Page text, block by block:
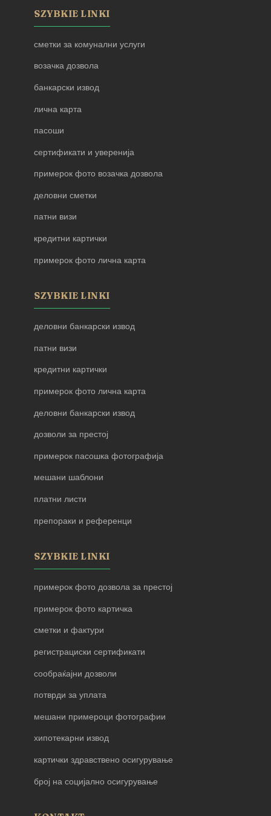
SZYBKIE LINKI
сметки за комунални услуги
возачка дозвола
банкарски извод
лична карта
пасоши
сертификати и уверенија
примерок фото возачка дозвола
деловни сметки
патни визи
кредитни картички
примерок фото лична карта
SZYBKIE LINKI
деловни банкарски извод
патни визи
кредитни картички
примерок фото лична карта
деловни банкарски извод
дозволи за престој
примерок пасошка фотографија
мешани шаблони
платни листи
препораки и референци
SZYBKIE LINKI
примерок фото дозвола за престој
примерок фото картичка
сметки и фактури
регистрациски сертификати
сообраќајни дозволи
потврди за уплата
мешани примероци фотографии
хипотекарни извод
картички здравствено осигурување
број на социјално осигурување